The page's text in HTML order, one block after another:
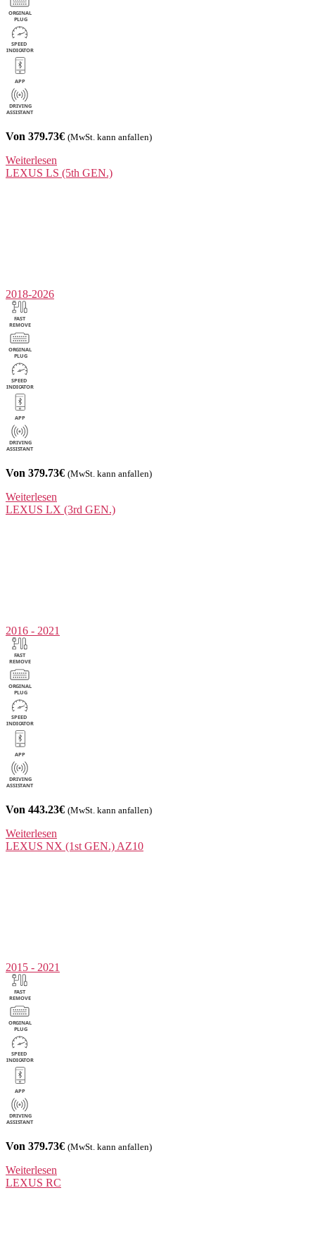
Von 379.73€ (MwSt. kann anfallen)
Weiterlesen
LEXUS LS (5th GEN.)
2018-2026
Von 379.73€ (MwSt. kann anfallen)
Weiterlesen
LEXUS LX (3rd GEN.)
2016 - 2021
Von 443.23€ (MwSt. kann anfallen)
Weiterlesen
LEXUS NX (1st GEN.) AZ10
2015 - 2021
Von 379.73€ (MwSt. kann anfallen)
Weiterlesen
LEXUS RC